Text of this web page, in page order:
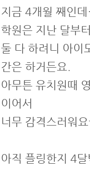
지금 4개월 째인
학원은 지난 달부
둘 다 하려니 아이
간은 하거든요.
아무튼 유치원때
이어서
너무 감격스러워
아직 플링한지 4